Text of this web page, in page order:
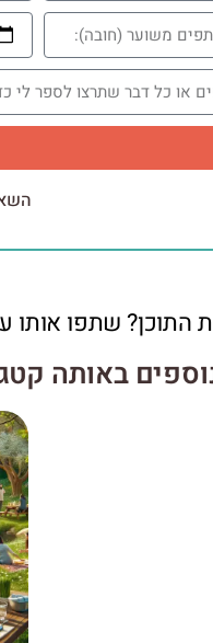
התוכן? שתפו אותו
באותה